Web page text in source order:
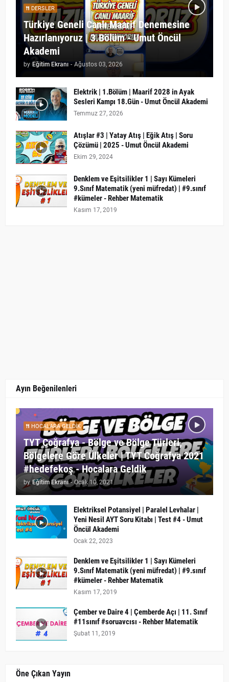
DERSLER
Türkiye Geneli Canlı Maarif Denemesine
Hazırlanıyoruz | 3.Bölüm - Umut Öncül
Akademi
by Eğitim Ekranı - Ağustos 03, 2026
Elektrik | 1.Bölüm | Maarif 2028 in Ayak
Sesleri Kampı 18.Gün - Umut Öncül Akademi
Temmuz 27, 2026
Atışlar #3 | Yatay Atış | Eğik Atış | Soru
Çözümü | 2025 - Umut Öncül Akademi
Ekim 29, 2024
Denklem ve Eşitsilikler 1 | Sayı Kümeleri
9.Sınıf Matematik (yeni müfredat) | #9.sınıf
#kümeler - Rehber Matematik
Kasım 17, 2019
Ayın Beğenilenleri
HOCALARA GELDIK
TYT Coğrafya - Bölge ve Bölge Türleri,
Bölgelere Göre Ülkeler | TYT Coğrafya 2021
#hedefekoş - Hocalara Geldik
by Eğitim Ekranı - Ocak 10, 2021
Elektriksel Potansiyel | Paralel Levhalar |
Yeni Nesil AYT Soru Kitabı | Test #4 - Umut
Öncül Akademi
Ocak 22, 2023
Denklem ve Eşitsilikler 1 | Sayı Kümeleri
9.Sınıf Matematik (yeni müfredat) | #9.sınıf
#kümeler - Rehber Matematik
Kasım 17, 2019
Çember ve Daire 4 | Çemberde Açı | 11. Sınıf
#11sınıf #soruavcısı - Rehber Matematik
Şubat 11, 2019
Öne Çıkan Yayın